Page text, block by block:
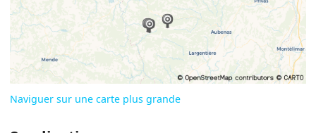
Naviguer sur une carte plus grande